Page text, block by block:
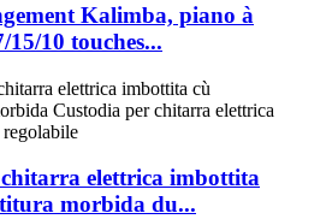
Kalimba, piano à
15/10 touches...
elettrica imbottita
morbida du...